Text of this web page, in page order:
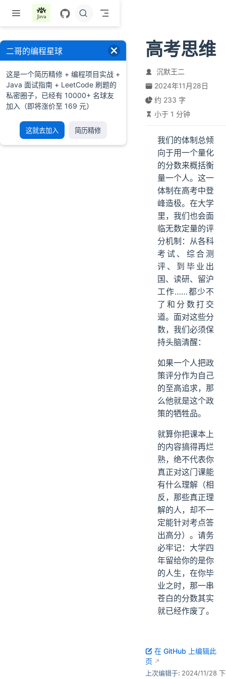
跳至主要內容
高考思维
沉默王二
2024年11月28日
约 233 字
小于 1 分钟
我们的体制总倾
向于用一个量化
的分数来概括衡
量一个人。这一
体制在高考中登
峰造极。在大学
里，我们也会面
临无数定量的评
分机制：从各科
考试、综合测
评、到毕业出
国、读研、留沪
工作……都少不
了和分数打交
道。面对这些分
数，我们必须保
持头脑清醒：
如果一个人把政
策评分作为自己
的至高追求，那
么他就是这个政
策的牺牲品。
就算你把课本上
的内容搞得再烂
熟，绝不代表你
真正对这门课能
有什么理解（相
反，那些真正理
解的人，却不一
定能针对考点答
出高分）。请务
必牢记：大学四
年留给你的是你
的人生，在你毕
业之时，那一串
苍白的分数其实
就已经作废了。
在 GitHub 上编辑此
页
上次编辑于: 2024/11/28 下
二哥的编程星球
这是一个简历精修 + 编程项目实战 +
Java 面试指南 + LeetCode 刷题的
私密圈子，已经有 10000+ 名球友
加入（即将涨价至 169 元）
这就去加入 简历精修